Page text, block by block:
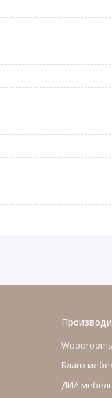
Woodrooms
Благо
ДИА